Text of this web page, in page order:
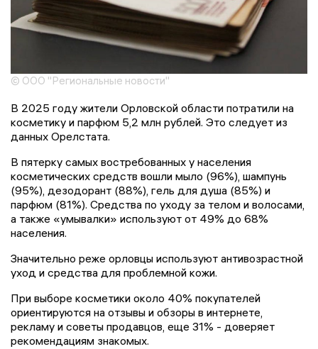
© ООО "Региональные новости"
В 2025 году жители Орловской области потратили на
косметику и парфюм 5,2 млн рублей. Это следует из
данных Орелстата.
В пятерку самых востребованных у населения
косметических средств вошли мыло (96%), шампунь
(95%), дезодорант (88%), гель для душа (85%) и
парфюм (81%). Средства по уходу за телом и волосами,
а также «умывалки» используют от 49% до 68%
населения.
Значительно реже орловцы используют антивозрастной
уход и средства для проблемной кожи.
При выборе косметики около 40% покупателей
ориентируются на отзывы и обзоры в интернете,
рекламу и советы продавцов, еще 31% - доверяет
рекомендациям знакомых.